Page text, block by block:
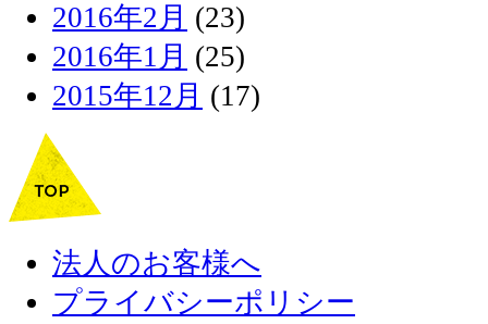
2016年2月 (23)
2016年1月 (25)
2015年12月 (17)
法人のお客様へ
プライバシーポリシー